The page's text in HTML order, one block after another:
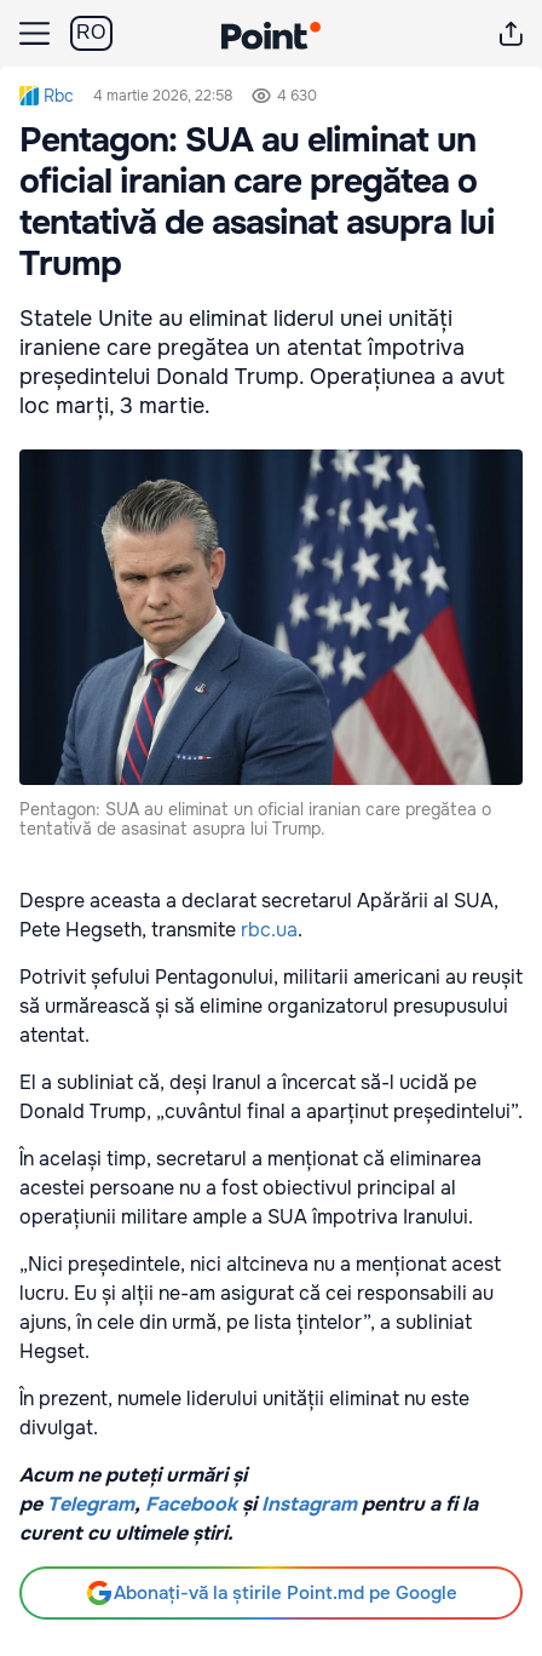
RO
Rbc 4 martie 2026, 22:58 4 630
Pentagon: SUA au eliminat un
oficial iranian care pregătea o
tentativă de asasinat asupra lui
Trump
Statele Unite au eliminat liderul unei unități
iraniene care pregătea un atentat împotriva
președintelui Donald Trump. Operațiunea a avut
loc marți, 3 martie.
Pentagon: SUA au eliminat un oficial iranian care pregătea o
tentativă de asasinat asupra lui Trump.
Despre aceasta a declarat secretarul Apărării al SUA,
Pete Hegseth, transmite rbc.ua.
Potrivit șefului Pentagonului, militarii americani au reușit
să urmărească și să elimine organizatorul presupusului
atentat.
El a subliniat că, deși Iranul a încercat să-l ucidă pe
Donald Trump, „cuvântul final a aparținut președintelui”.
În același timp, secretarul a menționat că eliminarea
acestei persoane nu a fost obiectivul principal al
operațiunii militare ample a SUA împotriva Iranului.
„Nici președintele, nici altcineva nu a menționat acest
lucru. Eu și alții ne-am asigurat că cei responsabili au
ajuns, în cele din urmă, pe lista țintelor”, a subliniat
Hegset.
În prezent, numele liderului unității eliminat nu este
divulgat.
Acum ne puteți urmări și
pe Telegram, Facebook șiInstagrampentru a fi la
curent cu ultimele știri.
Abonați-vă la știrile Point.md pe Google